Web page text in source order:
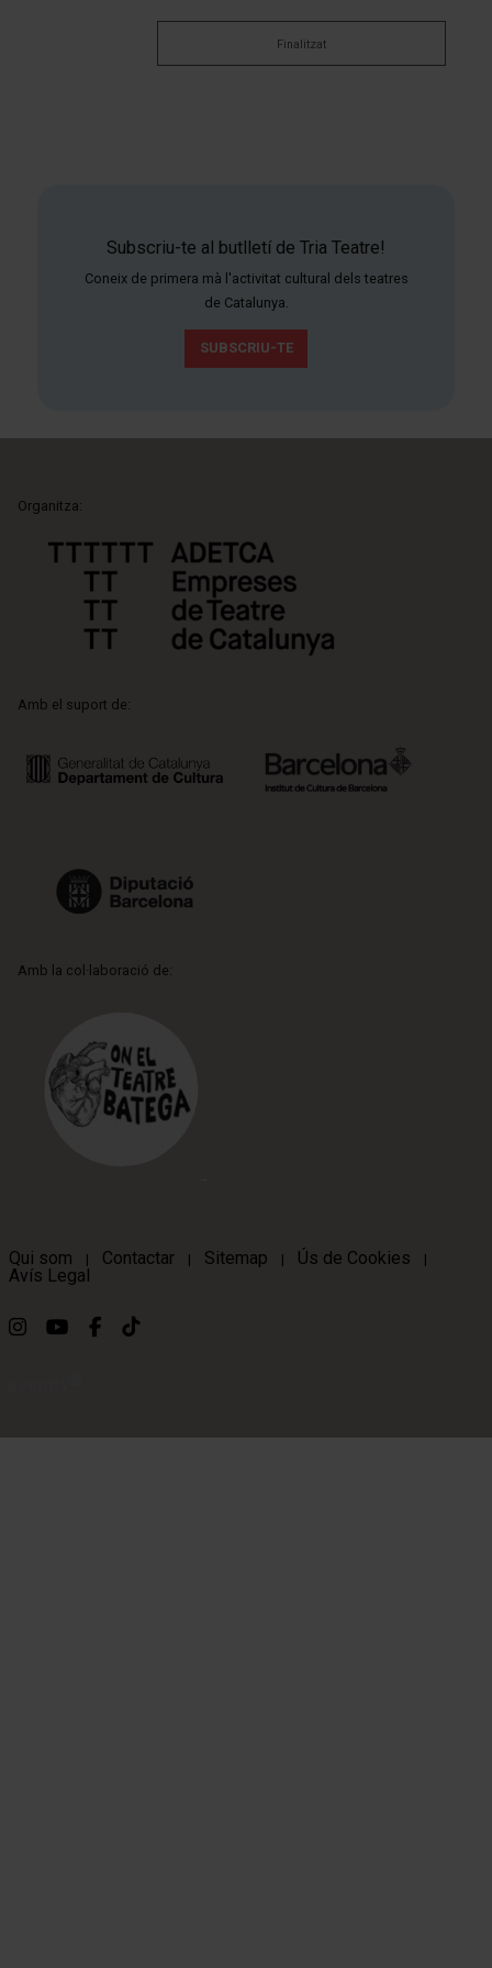
Finalitzat
Subscriu-te al butlletí de Tria Teatre!
Coneix de primera mà l'activitat cultural dels teatres
de Catalunya.
SUBSCRIU-TE
Organitza:
Amb el suport de:
Amb la col·laboració de:
Qui som | Contactar | Sitemap | Ús de Cookies |
Avís Legal
Link a instagram
Link a youtube
Link a facebook
Link a ticktok